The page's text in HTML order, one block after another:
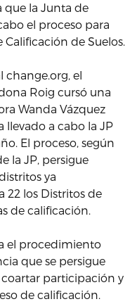
que la Junta de
el proceso para
de Suelos.
change.org, el
Roig cursó una
Wanda Vázquez
llevado a cabo la JP
El proceso, según
la JP, persigue
ya
22 los Distritos de
de calificación.
el procedimiento
que se persigue
participación y
de calificación.